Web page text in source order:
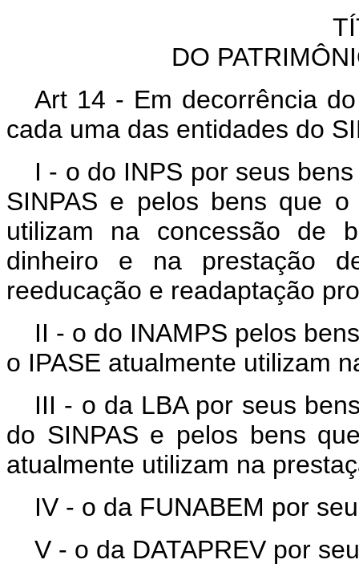
DO
Art 14 - Em decorrência
cada uma das entidades do
I - o do INPS por seus
SINPAS e pelos bens que
utilizam na concessão de
dinheiro e na prestação
reeducação e readaptação
II - o do INAMPS pelos
o IPASE atualmente utilizam
III - o da LBA por seus
do SINPAS e pelos bens
atualmente utilizam na
IV - o da FUNABEM por
V - o da DATAPREV por